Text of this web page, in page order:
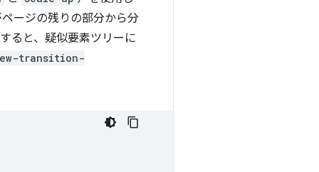
ージの残りの部分から分
ると、疑似要素ツリーに
transition-